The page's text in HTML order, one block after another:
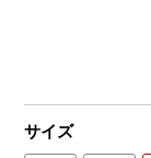
サイズ